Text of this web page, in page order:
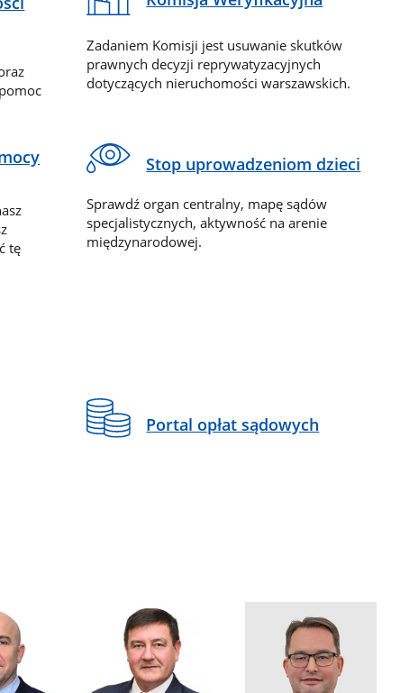
Zadaniem Komisji jest usuwanie skutków
prawnych decyzji reprywatyzacyjnych
dotyczących nieruchomości warszawskich.
tę
Stop uprowadzeniom dzieci
Sprawdź organ centralny, mapę sądów
specjalistycznych, aktywność na arenie
międzynarodowej.
Portal opłat sądowych